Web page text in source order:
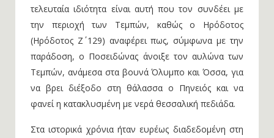
τελευταία ιδιότητα είναι αυτή που τον συνδέει με
την περιοχή των Τεμπών, καθώς ο Ηρόδοτος
(Ηρόδοτος Ζ΄ 129) αναφέρει πως, σύμφωνα με την
παράδοση, ο Ποσειδώνας άνοιξε τον αυλώνα των
Τεμπών, ανάμεσα στα βουνά Όλυμπο και Όσσα, για
να βρει διέξοδο στη θάλασσα ο Πηνειός και να
φανεί η κατακλυσμένη με νερά θεσσαλική πεδιάδα.
Στα ιστορικά χρόνια ήταν ευρέως διαδεδομένη στη